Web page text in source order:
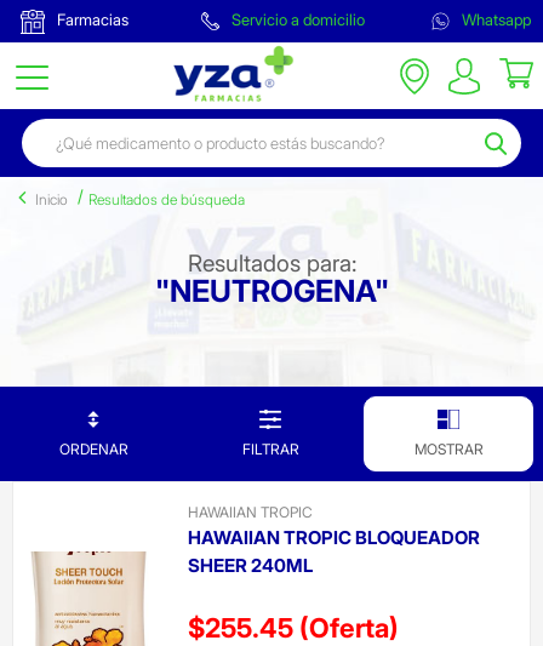
Farmacias Servicio a domicilio Whatsapp
Inicio Resultados de búsqueda
Resultados para:
"NEUTROGENA"
ORDENAR FILTRAR MOSTRAR
HAWAIIAN TROPIC
HAWAIIAN TROPIC BLOQUEADOR
SHEER 240ML
$255.45 (Oferta)